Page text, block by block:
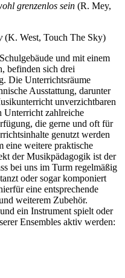
grenzenlos sein (R. Mey,
(K. West, Touch The Sky)
und mit einem
befinden sich drei
Die Unterrichtsräume
Ausstattung, darunter
unverzichtbaren
Unterricht zahlreiche
die gerne und oft für
genutzt werden
eine weitere praktische
der Musikpädagogik ist der
bei uns im Turm regelmäßig
oder sogar komponiert
eine entsprechende
weiterem Zubehör.
ein Instrument spielt oder
Ensembles aktiv werden: